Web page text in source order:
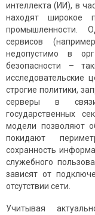
интеллекта (ИИ), в
находят широкое
промышленности.
сервисов
недопустимо в
безопасности –
исследовательские
строгие политики,
серверы в
государственных
модели позволяют
покидают
сохранность
служебного
зависят от
отсутствии сети.
Учитывая